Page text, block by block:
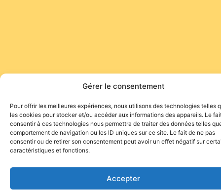
Gérer le consentement
Pour offrir les meilleures expériences, nous utilisons des technologies telles
les cookies pour stocker et/ou accéder aux informations des appareils. Le
consentir à ces technologies nous permettra de traiter des données telles
comportement de navigation ou les ID uniques sur ce site. Le fait de ne pas
consentir ou de retirer son consentement peut avoir un effet négatif sur
caractéristiques et fonctions.
Accepter